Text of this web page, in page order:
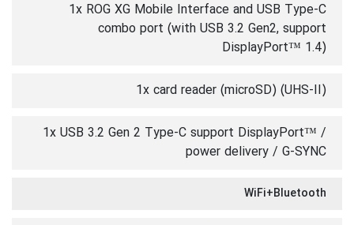
1x ROG XG Mobile Interface and USB Type-C
combo port (with USB 3.2 Gen2, support
DisplayPort™ 1.4)
1x card reader (microSD) (UHS-II)
1x USB 3.2 Gen 2 Type-C support DisplayPort™ /
power delivery / G-SYNC
WiFi+Bluetooth